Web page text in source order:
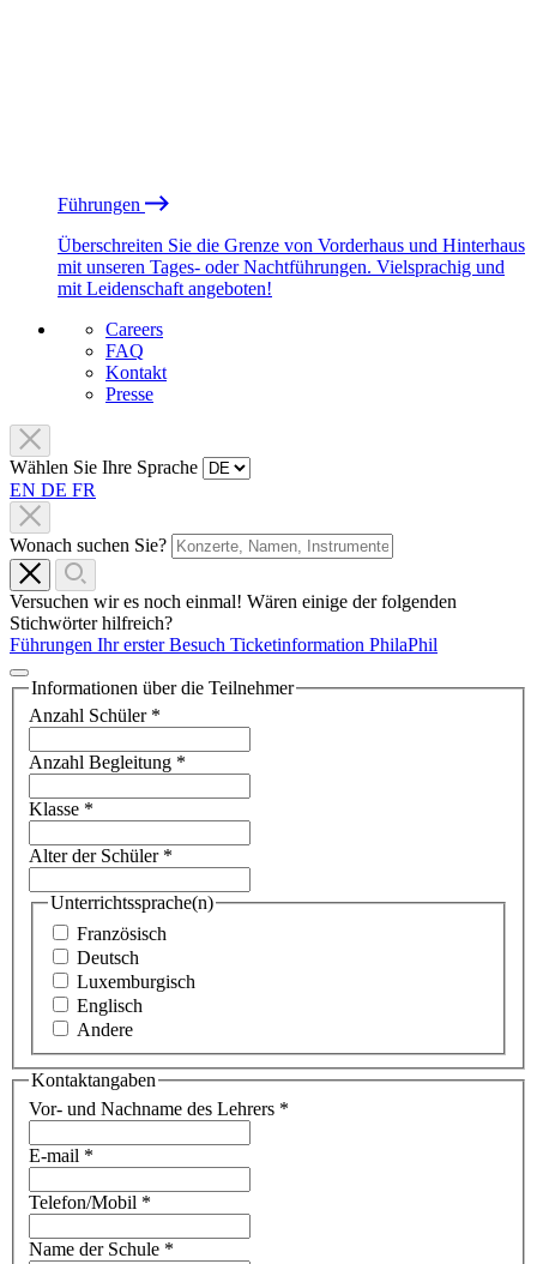
Führungen
Überschreiten Sie die Grenze von Vorderhaus und Hinterhaus
mit unseren Tages- oder Nachtführungen. Vielsprachig und
mit Leidenschaft angeboten!
Careers
FAQ
Kontakt
Presse
Wählen Sie Ihre Sprache
EN DE FR
Wonach suchen Sie?
Versuchen wir es noch einmal! Wären einige der folgenden
Stichwörter hilfreich?
Führungen Ihr erster Besuch Ticketinformation PhilaPhil
Informationen über die Teilnehmer
Anzahl Schüler *
Anzahl Begleitung *
Klasse *
Alter der Schüler *
Unterrichtssprache(n)
Französisch
Deutsch
Luxemburgisch
Englisch
Andere
Kontaktangaben
Vor- und Nachname des Lehrers *
E-mail *
Telefon/Mobil *
Name der Schule *